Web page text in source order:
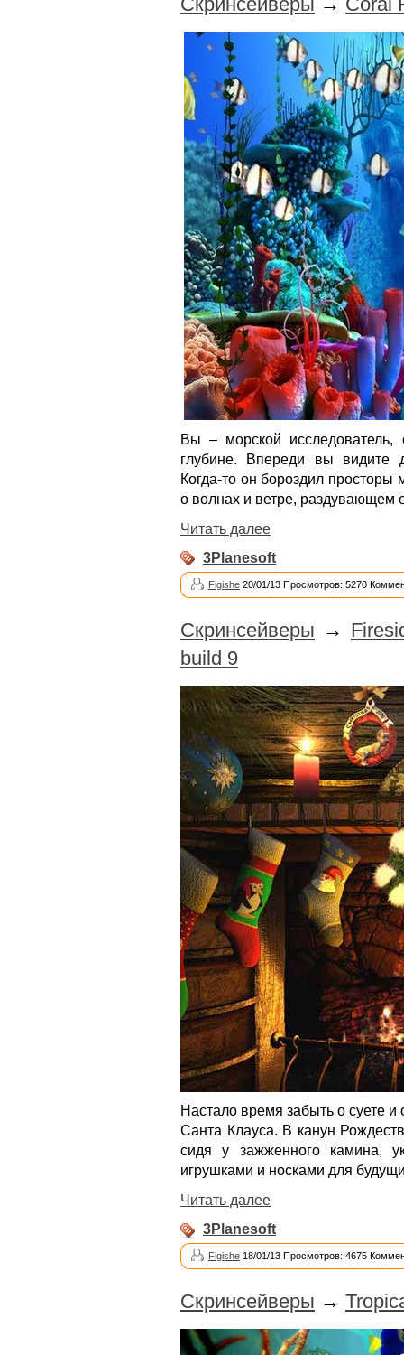
Вы – морской
глубине. Впереди вы видите
Когда-то он бороздил просторы
о волнах и ветре, раздувающем
Читать далее
3Planesoft
Figishe 20/01/13 Просмотров: 5270
Скринсейверы →
build 9
Настало время забыть о суете
Санта Клауса. В канун
сидя у зажженного камина,
игрушками и носками для
Читать далее
3Planesoft
Figishe 18/01/13 Просмотров: 4675
Скринсейверы →